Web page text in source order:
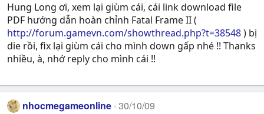
Hung Long ơi, xem lại giùm cái, cái link download file
PDF hướng dẫn hoàn chỉnh Fatal Frame II (
http://forum.gamevn.com/showthread.php?t=38548) bị
die rồi, fix lại giùm cái cho mình down gấp nhé !! Thanks
nhiều, à, nhớ reply cho mình cái !!
nhocmegameonline 30/10/09